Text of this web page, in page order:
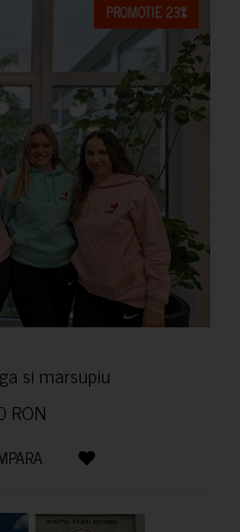
PROMOTIE 23%
si marsupiu
RON